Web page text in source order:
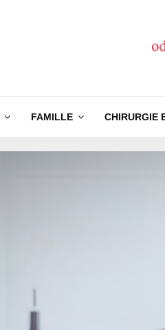
FAMILLE CHIRURGIE